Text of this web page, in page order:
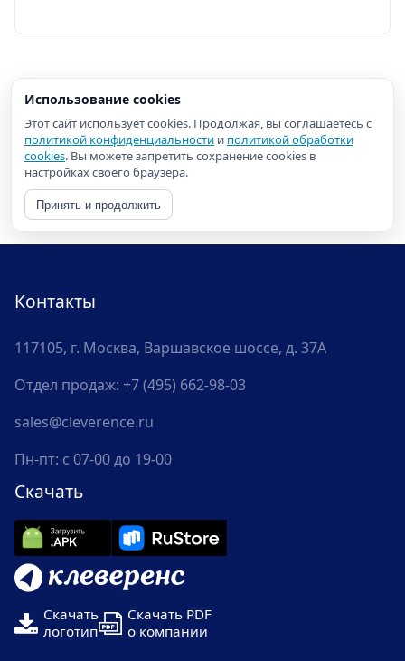
Использование cookies
Этот сайт использует cookies. Продолжая, вы соглашаетесь с
политикой конфиденциальности и политикой обработки
cookies. Вы можете запретить сохранение cookies в
настройках своего браузера.
Принять и продолжить
Контакты
117105, г. Москва, Варшавское шоссе, д. 37А
Отдел продаж: +7 (495) 662-98-03
sales@cleverence.ru
Пн-пт: с 07-00 до 19-00
Скачать
Скачать
логотип
Скачать PDF
о компании